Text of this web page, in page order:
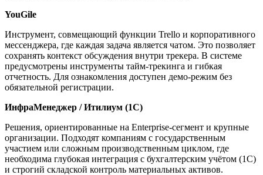
YouGile
Инструмент, совмещающий функции Trello и корпоративного
мессенджера, где каждая задача является чатом. Это позволяет
сохранять контекст обсуждения внутри трекера. В системе
предусмотрены инструменты тайм-трекинга и гибкая
отчетность. Для ознакомления доступен демо-режим без
обязательной регистрации.
ИнфраМенеджер / Итилиум (1С)
Решения, ориентированные на Enterprise-сегмент и крупные
организации. Подходят компаниям с государственным
участием или сложным производственным циклом, где
необходима глубокая интеграция с бухгалтерским учётом (1С)
и строгий складской контроль материальных активов.